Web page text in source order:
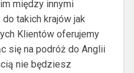
między innymi
takich krajów jak
Klientów oferujemy
się na podróż do Anglii
nie będziesz